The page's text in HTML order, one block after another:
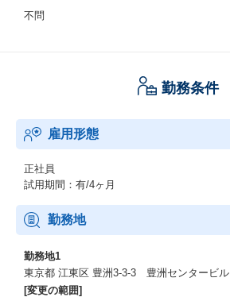
不問
勤務条件
雇用形態
正社員
試用期間：有/4ヶ月
勤務地
勤務地1
東京都 江東区 豊洲3-3-3 豊洲センタービル
[変更の範囲]